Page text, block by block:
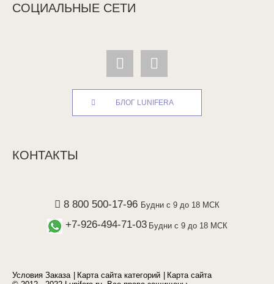
СОЦИАЛЬНЫЕ СЕТИ
БЛОГ LUNIFERA
КОНТАКТЫ
8 800 500-17-96 Будни с 9 до 18 МСК
+7-926-494-71-03 Будни с 9 до 18 МСК
Условия Заказа Карта сайта категорий
Карта сайта